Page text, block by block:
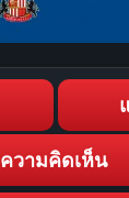
ความคิดเห็น